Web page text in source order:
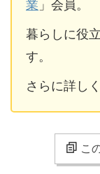
業 」会員。
暮らしに役
す。
さらに詳し
こ